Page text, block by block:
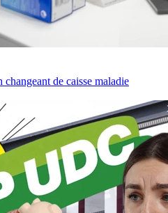
de caisse maladie